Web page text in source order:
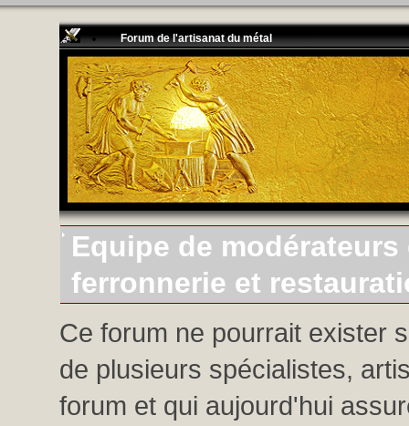
Forum de l'artisanat du métal
Equipe de
ferronnerie et
Ce forum ne pourrait exister
de plusieurs spécialistes,
forum et qui aujourd'hui